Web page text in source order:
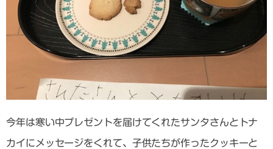
今年は寒い中プレゼントを届けてくれたサンタさんとトナ
カイにメッセージをくれて、子供たちが作ったクッキーと